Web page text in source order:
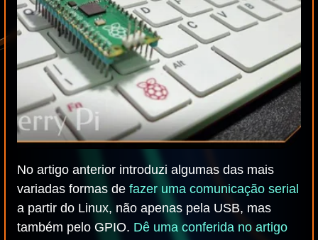
No artigo anterior introduzi algumas das mais
variadas formas de fazer uma comunicação serial
a partir do Linux, não apenas pela USB, mas
também pelo GPIO. Dê uma conferida no artigo